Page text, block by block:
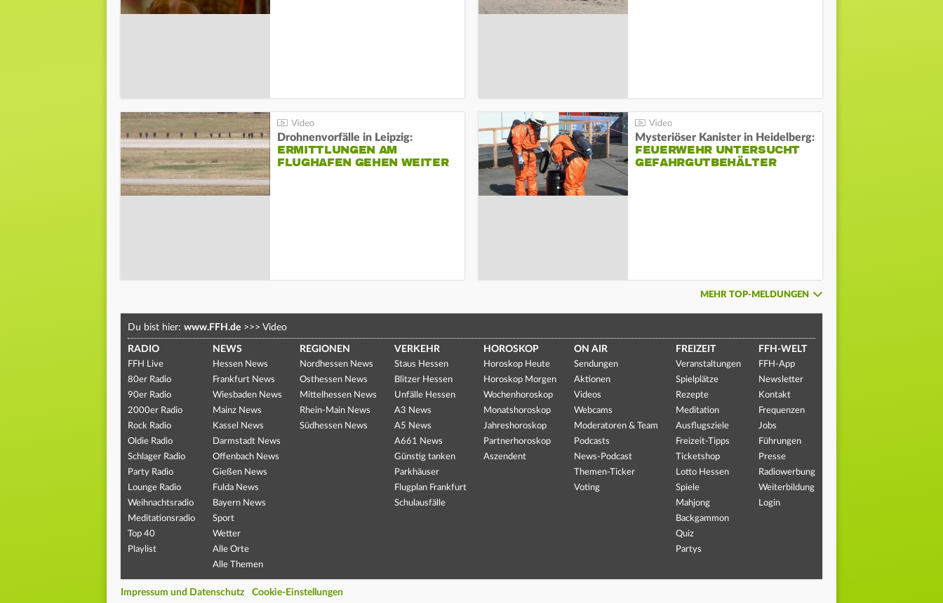
Drohnenvorfälle in Leipzig:
ERMITTLUNGEN AM
FLUGHAFEN GEHEN WEITER
Mysteriöser Kanister in Heidelberg:
FEUERWEHR UNTERSUCHT
GEFAHRGUTBEHÄLTER
MEHR TOP-MELDUNGEN
Du bist hier: www.FFH.de >>> Video
RADIO
FFH Live
80er Radio
90er Radio
2000er Radio
Rock Radio
Oldie Radio
Schlager Radio
Party Radio
Lounge Radio
Weihnachtsradio
Meditationsradio
Top 40
Playlist
NEWS
Hessen News
Frankfurt News
Wiesbaden News
Mainz News
Kassel News
Darmstadt News
Offenbach News
Gießen News
Fulda News
Bayern News
Sport
Wetter
Alle Orte
Alle Themen
REGIONEN
Nordhessen News
Osthessen News
Mittelhessen News
Rhein-Main News
Südhessen News
VERKEHR
Staus Hessen
Blitzer Hessen
Unfälle Hessen
A3 News
A5 News
A661 News
Günstig tanken
Parkhäuser
Flugplan Frankfurt
Schulausfälle
HOROSKOP
Horoskop Heute
Horoskop Morgen
Wochenhoroskop
Monatshoroskop
Jahreshoroskop
Partnerhoroskop
Aszendent
ON AIR
Sendungen
Aktionen
Videos
Webcams
Moderatoren & Team
Podcasts
News-Podcast
Themen-Ticker
Voting
FREIZEIT
Veranstaltungen
Spielplätze
Rezepte
Meditation
Ausflugsziele
Freizeit-Tipps
Ticketshop
Lotto Hessen
Spiele
Mahjong
Backgammon
Quiz
Partys
FFH-WELT
FFH-App
Newsletter
Kontakt
Frequenzen
Jobs
Führungen
Presse
Radiowerbung
Weiterbildung
Login
Impressum und Datenschutz Cookie-Einstellungen